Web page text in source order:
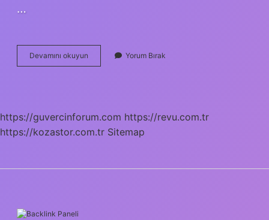
…
Devamını okuyun
Ne
Yorum Bırak
https://guvercinforum.com https://revu.com.tr
https://kozastor.com.tr Sitemap
SIDEBAR